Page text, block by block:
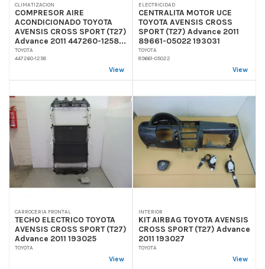
CLIMATIZACION
COMPRESOR AIRE
ACONDICIONADO TOYOTA
AVENSIS CROSS SPORT (T27)
Advance 2011 447260-1258...
TOYOTA
447260-1258
View
ELECTRICIDAD
CENTRALITA MOTOR UCE
TOYOTA AVENSIS CROSS
SPORT (T27) Advance 2011
89661-05022 193031
TOYOTA
89661-05022
View
CARROCERIA FRONTAL
TECHO ELECTRICO TOYOTA
AVENSIS CROSS SPORT (T27)
Advance 2011 193025
TOYOTA
View
INTERIOR
KIT AIRBAG TOYOTA AVENSIS
CROSS SPORT (T27) Advance
2011 193027
TOYOTA
View